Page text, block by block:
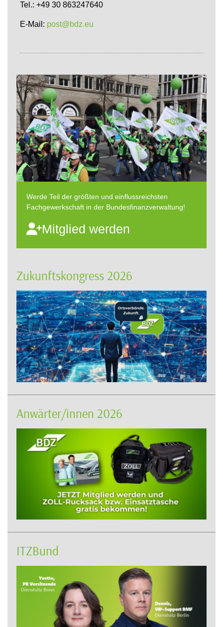
Tel.: +49 30 863247640
E-Mail: post@bdz.eu
Werde Teil der größten und einflussreichsten
Fachgewerkschaft in der Bundesfinanzverwaltung!
Mitglied werden
Zukunftskongress 2026
Anwärter/innen 2026
ITZBund